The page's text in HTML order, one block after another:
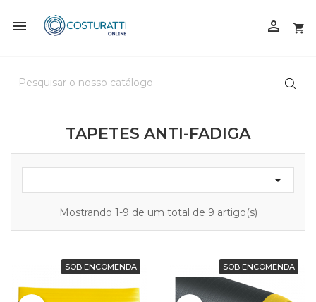
 

TAPETES ANTI-FADIGA

Mostrando 1-9 de um total de 9 artigo(s)
SOB ENCOMENDA SOB ENCOMENDA